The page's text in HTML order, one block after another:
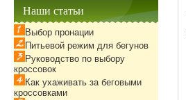
Наши статьи
Выбор пронации
Питьевой режим для бегунов
Руководство по выбору
кроссовок
Как ухаживать за беговыми
кроссовками